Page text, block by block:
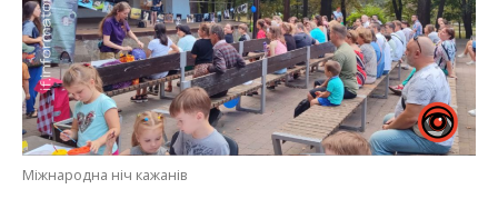
Міжнародна ніч кажанів